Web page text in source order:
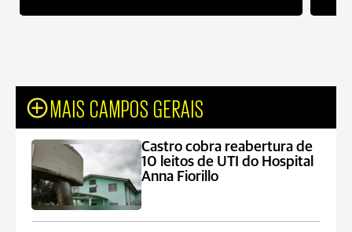
MAIS CAMPOS GERAIS
Castro cobra reabertura de
10 leitos de UTI do Hospital
Anna Fiorillo